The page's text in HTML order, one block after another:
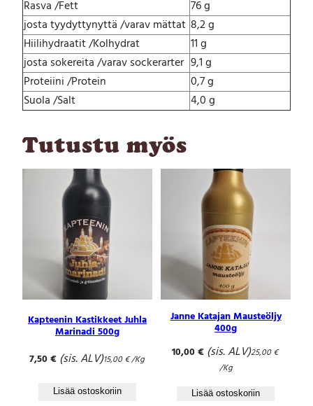
k
i
n
p
i
p
p
u
i
ö
l
ä
r
Rasva /Fett
76 g
josta tyydyttynyttä /varav mättat 8,2 g
Hiilihydraatit /Kolhydrat
11 g
josta sokereita /varav sockerarter 9,1 g
Proteiini /Protein
0,7 g
Suola /Salt
4,0 g
Tutustu myös
Kapteenin Kastikkeet Juhla
Marinadi 500g
7,50€ (sis. ALV)15,00€/Kg
Lisää ostoskoriin
Janne Katajan Mausteöljy
400g
10,00€ (sis. ALV)25,00€
/Kg
Lisää ostoskoriin